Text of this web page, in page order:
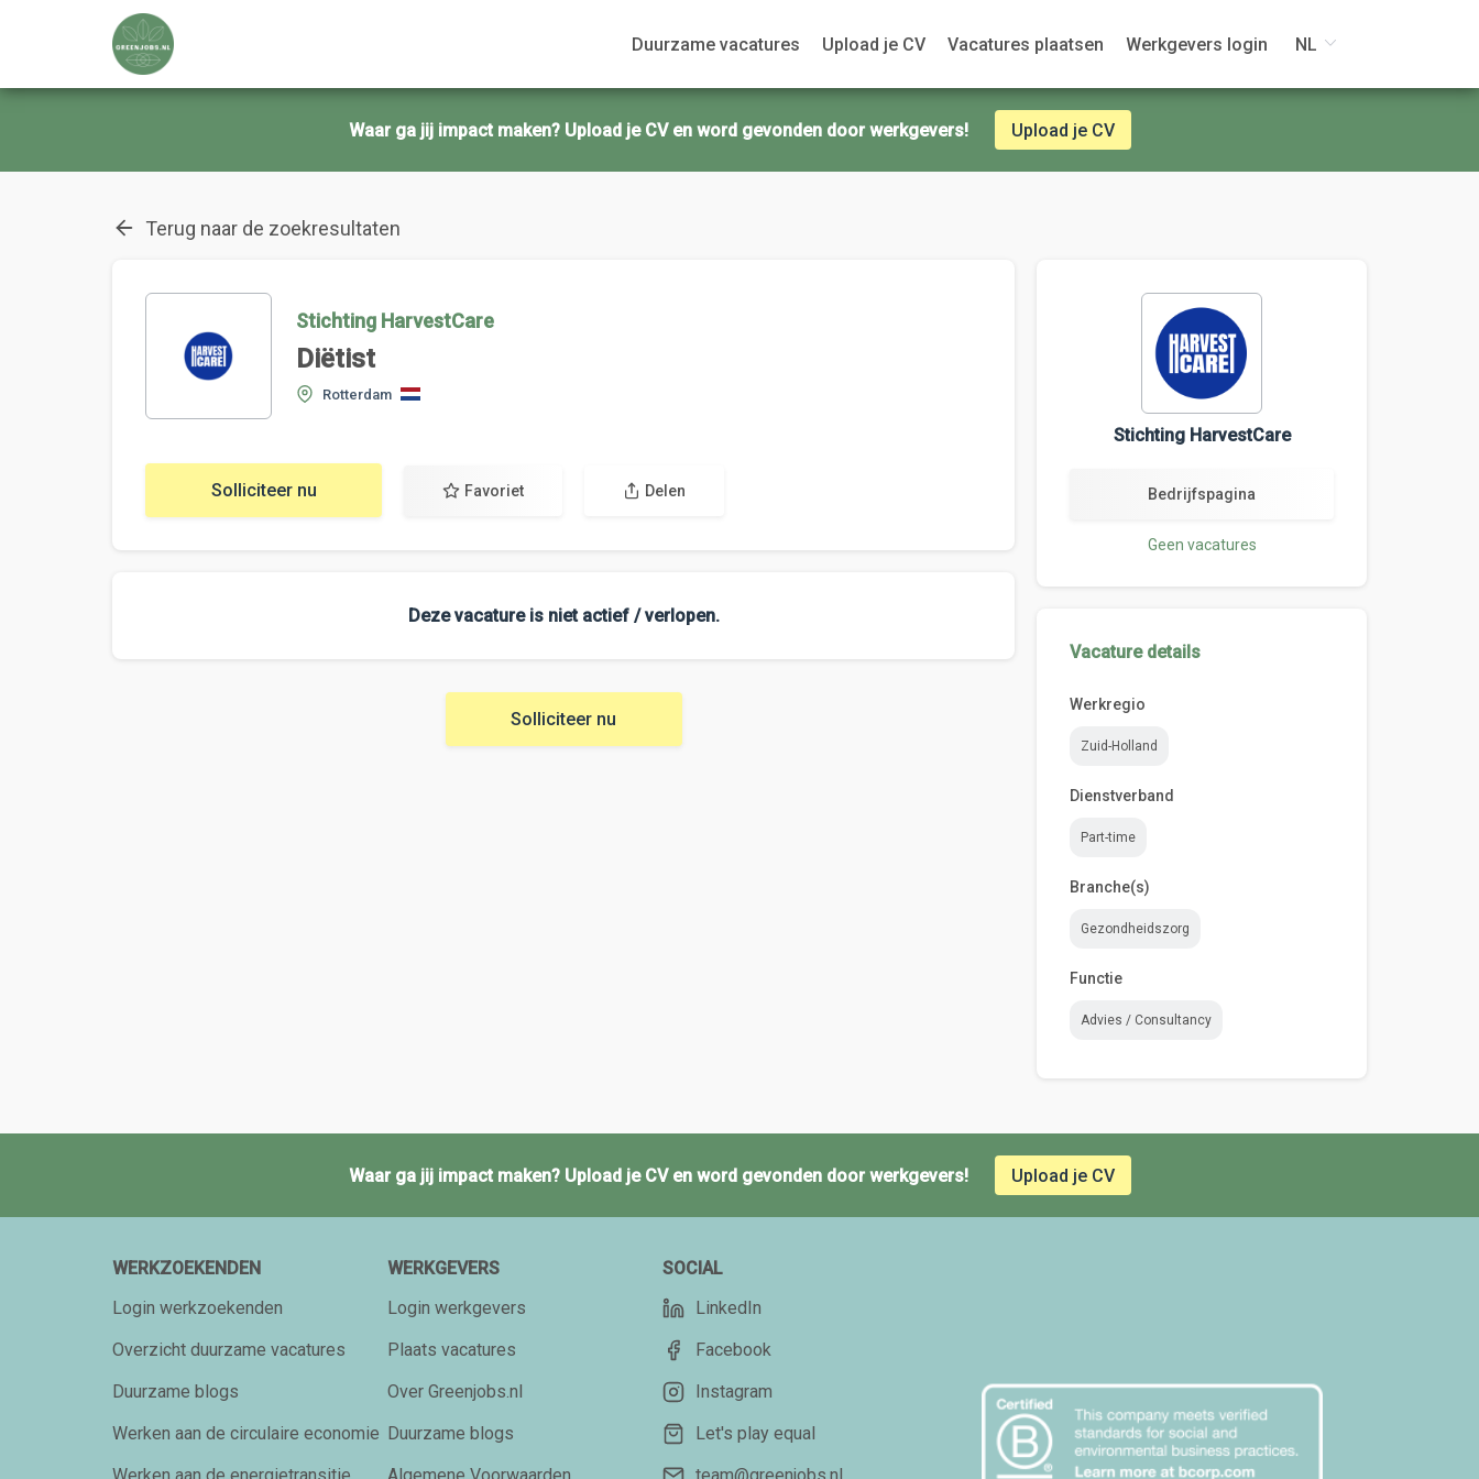
Duurzame vacatures Upload je CV Vacatures plaatsen Werkgevers login NL
Waar ga jij impact maken? Upload je CV en word gevonden door werkgevers! Upload je CV
Terug naar de zoekresultaten
Stichting HarvestCare
Diëtist
Rotterdam
Solliciteer nu Favoriet Delen
Deze vacature is niet actief / verlopen.
Solliciteer nu
Stichting HarvestCare
Bedrijfspagina
Geen vacatures
Vacature details
Werkregio
Zuid-Holland
Dienstverband
Part-time
Branche(s)
Gezondheidszorg
Functie
Advies / Consultancy
Waar ga jij impact maken? Upload je CV en word gevonden door werkgevers! Upload je CV
WERKZOEKENDEN
Login werkzoekenden
Overzicht duurzame vacatures
Duurzame blogs
Werken aan de circulaire economie
WERKGEVERS
Login werkgevers
Plaats vacatures
Over Greenjobs.nl
Duurzame blogs
SOCIAL
LinkedIn
Facebook
Instagram
Let's play equal